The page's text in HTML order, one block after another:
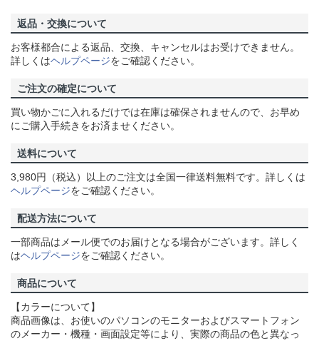
返品・交換について
お客様都合による返品、交換、キャンセルはお受けできません。
詳しくはヘルプページをご確認ください。
ご注文の確定について
買い物かごに入れるだけでは在庫は確保されませんので、お早め
にご購入手続きをお済ませください。
送料について
3,980円（税込）以上のご注文は全国一律送料無料です。詳しくは
ヘルプページをご確認ください。
配送方法について
一部商品はメール便でのお届けとなる場合がございます。詳しく
はヘルプページをご確認ください。
商品について
【カラーについて】
商品画像は、お使いのパソコンのモニターおよびスマートフォン
のメーカー・機種・画面設定等により、実際の商品の色と異なっ